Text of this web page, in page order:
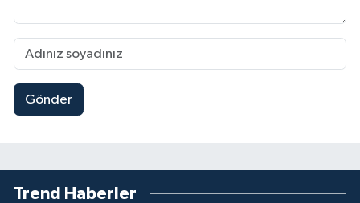
Gönder
Trend Haberler